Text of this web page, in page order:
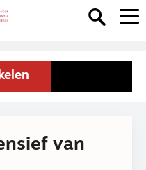
van